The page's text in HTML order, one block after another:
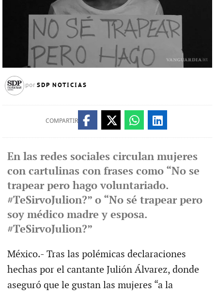
por SDP NOTICIAS
COMPARTIR
En las redes sociales circulan mujeres
con cartulinas con frases como “No se
trapear pero hago voluntariado.
#TeSirvoJulion?” o “No sé trapear pero
soy médico madre y esposa.
#TeSirvoJulion?”
México.- Tras las polémicas declaraciones
hechas por el cantante Julión Álvarez, donde
aseguró que le gustan las mujeres “a la